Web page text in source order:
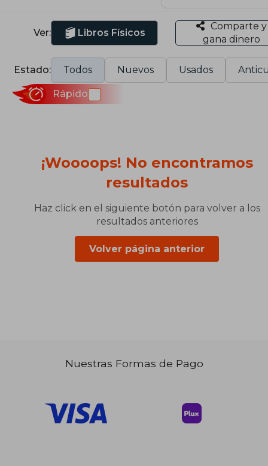
Ver: Libros Físicos
Comparte y
gana dinero
Estado: Todos Nuevos Usados
Rápido
¡Woooops! No encontramos
resultados
Haz click en el siguiente botón para volver a los
resultados anteriores
Volver página anterior
Nuestras Formas de Pago